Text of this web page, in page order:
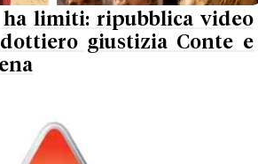
ha limiti: ripubblica video
giustizia Conte e